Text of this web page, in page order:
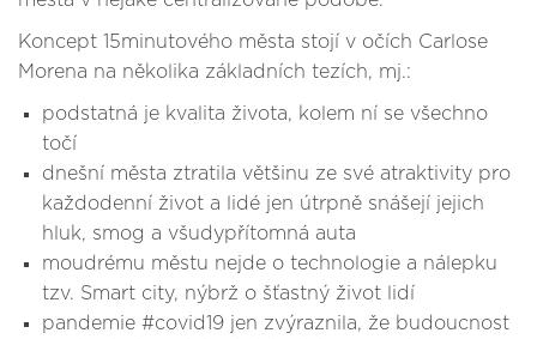
Koncept 15minutového města stojí v očích Carlose
Morena na několika základních tezích, mj.:
podstatná je kvalita života, kolem ní se všechno
točí
dnešní města ztratila většinu ze své atraktivity pro
každodenní život a lidé jen útrpně snášejí jejich
hluk, smog a všudypřítomná auta
moudrému městu nejde o technologie a nálepku
tzv. Smart city, nýbrž o šťastný život lidí
pandemie #covid19 jen zvýraznila, že budoucnost